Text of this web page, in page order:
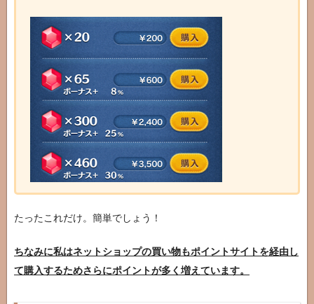
たったこれだけ。簡単でしょう！
ちなみに私はネットショップの買い物もポイントサイトを経由し
て購入するためさらにポイントが多く増えています。